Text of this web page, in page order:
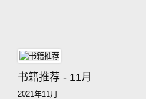
书籍推荐 - 11月
2021年11月